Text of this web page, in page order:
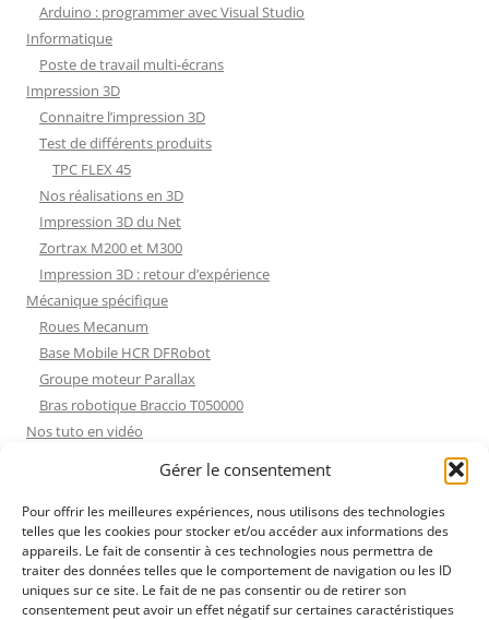
Gérer le consentement
Pour offrir les meilleures expériences, nous utilisons des technologies
telles que les cookies pour stocker et/ou accéder aux informations des
appareils. Le fait de consentir à ces technologies nous permettra de
traiter des données telles que le comportement de navigation ou les ID
uniques sur ce site. Le fait de ne pas consentir ou de retirer son
consentement peut avoir un effet négatif sur certaines caractéristiques
Arduino : programmer avec Visual Studio
Informatique
Poste de travail multi-écrans
Impression 3D
Connaitre l’impression 3D
Test de différents produits
TPC FLEX 45
Nos réalisations en 3D
Impression 3D du Net
Zortrax M200 et M300
Impression 3D : retour d’expérience
Mécanique spécifique
Roues Mecanum
Base Mobile HCR DFRobot
Groupe moteur Parallax
Bras robotique Braccio T050000
Nos tuto en vidéo
Les Moteurs Pas à Pas
Projets Processing
Amélioration de l’habitat
Tir sportif
Fichiers dessin